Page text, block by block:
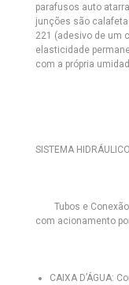
parafusos auto
junções são
221 (adesivo de um
elasticidade
com a própria
SISTEMA HIDRÁULICO
Tubos e
com acionamento
CAIXA D’ÁGUA: